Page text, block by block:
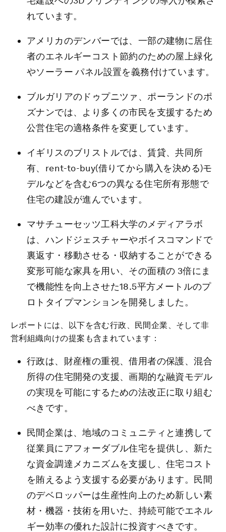
れています。
アメリカのデンバーでは、一部の建物に居住
者のエネルギーコスト節約のための屋上緑化
やソーラー パネル設置を義務付けています。
ブルガリアのドゥプニツァ、ポーランドのポ
ズナンでは、より多くの市民を支援するため
公営住宅の適格条件を変更しています。
イギリスのブリストルでは、賃貸、共同所
有、rent-to-buy(借りてから購入を決める)モ
デルなどを含む6つの異なる住宅所有形態で
住宅の建設が進んでいます。
マサチューセッツ工科大学のメディアラボ
は、ハンドジェスチャーやボイスコマンドで
裏返す・移動させる・収納することができる
変形可能な家具を用い、その面積の 3倍にま
で機能性を向上させた18.5平方メートルのプ
ロトタイプマンションを開発しました。
レポートには、以下を含む行政、民間企業、そして非
営利組織向けの提案も含まれています：
行政は、財産権の重視、借用者の保護、混合
所得の住宅開発の支援、画期的な融資モデル
の実現を可能にするための法改正に取り組む
べきです。
民間企業は、地域のコミュニティと連携して
従業員にアフォーダブル住宅を提供し、新た
な資金調達メカニズムを支援し、住宅コスト
を賄えるよう支援する必要があります。民間
のデベロッパーは生産性向上のため新しい素
材・機器・技術を用いた、持続可能でエネル
ギー効率の優れた設計に投資すべきです。